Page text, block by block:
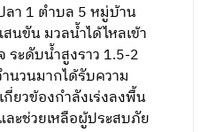
ลา 1 ตำบล 5 หมู่บ้าน
นขัน มวลน้ำได้ไหลเข้า
ะดับน้ำสูงราว 1.5-2
นวนมากได้รับความ
ยวข้องกำลังเร่งลงพื้น
ละช่วยเหลือผู้ประสบภัย